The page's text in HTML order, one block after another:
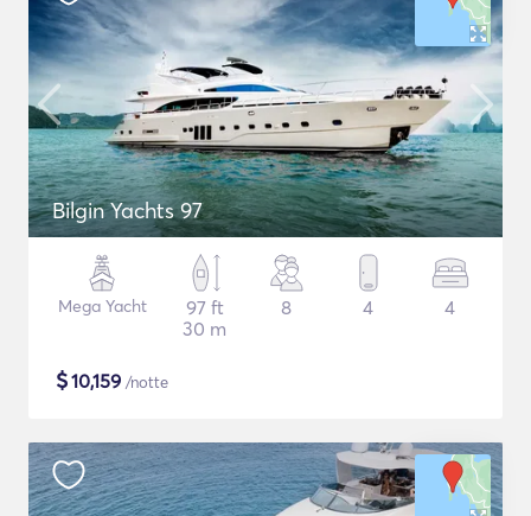
Bilgin Yachts 97
Mega Yacht
97 ft
30 m
8 4 4
$10,159 /notte